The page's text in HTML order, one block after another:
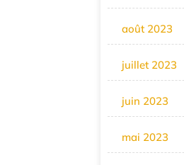
août 2023
juillet 2023
juin 2023
mai 2023